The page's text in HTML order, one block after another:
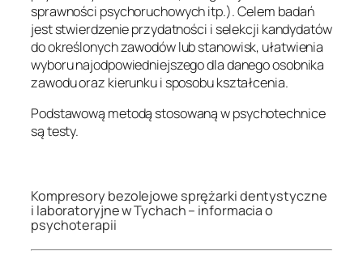
sprawności psychoruchowych itp.). Celem badań
jest stwierdzenie przydatności i selekcji kandydatów
do określonych zawodów lub stanowisk, ułatwienia
wyboru najodpowiedniejszego dla danego osobnika
zawodu oraz kierunku i sposobu kształcenia.
Podstawową metodą stosowaną w psychotechnice
są testy.
Kompresory bezolejowe sprężarki dentystyczne
i laboratoryjne w Tychach – informacia o
psychoterapii